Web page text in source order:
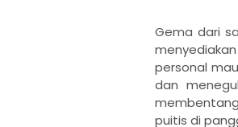
Gema dari
personal
dan
puitis di